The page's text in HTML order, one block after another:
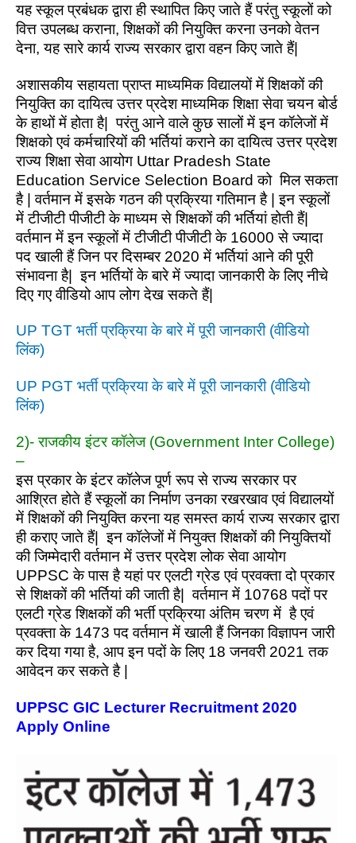
यह स्कूल प्रबंधक द्वारा ही स्थापित किए जाते हैं परंतु स्कूलों को
वित्त उपलब्ध कराना, शिक्षकों की नियुक्ति करना उनको वेतन
देना, यह सारे कार्य राज्य सरकार द्वारा वहन किए जाते हैं|
अशासकीय सहायता प्राप्त माध्यमिक विद्यालयों में शिक्षकों की
नियुक्ति का दायित्व उत्तर प्रदेश माध्यमिक शिक्षा सेवा चयन बोर्ड
के हाथों में होता है| परंतु आने वाले कुछ सालों में इन कॉलेजों में
शिक्षको एवं कर्मचारियों की भर्तियां कराने का दायित्व उत्तर प्रदेश
राज्य शिक्षा सेवा आयोग Uttar Pradesh State
Education Service Selection Board को मिल सकता
है | वर्तमान में इसके गठन की प्रक्रिया गतिमान है | इन स्कूलों
में टीजीटी पीजीटी के माध्यम से शिक्षकों की भर्तियां होती हैं|
वर्तमान में इन स्कूलों में टीजीटी पीजीटी के 16000 से ज्यादा
पद खाली हैं जिन पर दिसम्बर 2020 में भर्तियां आने की पूरी
संभावना है| इन भर्तियों के बारे में ज्यादा जानकारी के लिए नीचे
दिए गए वीडियो आप लोग देख सकते हैं|
UP TGT भर्ती प्रक्रिया के बारे में पूरी जानकारी (वीडियो
लिंक)
UP PGT भर्ती प्रक्रिया के बारे में पूरी जानकारी (वीडियो
लिंक)
2)- राजकीय इंटर कॉलेज (Government Inter College)
–
इस प्रकार के इंटर कॉलेज पूर्ण रूप से राज्य सरकार पर
आश्रित होते हैं स्कूलों का निर्माण उनका रखरखाव एवं विद्यालयों
में शिक्षकों की नियुक्ति करना यह समस्त कार्य राज्य सरकार द्वारा
ही कराए जाते हैं| इन कॉलेजों में नियुक्त शिक्षकों की नियुक्तियों
की जिम्मेदारी वर्तमान में उत्तर प्रदेश लोक सेवा आयोग
UPPSC के पास है यहां पर एलटी ग्रेड एवं प्रवक्ता दो प्रकार
से शिक्षकों की भर्तियां की जाती है| वर्तमान में 10768 पदों पर
एलटी ग्रेड शिक्षकों की भर्ती प्रक्रिया अंतिम चरण में है एवं
प्रवक्ता के 1473 पद वर्तमान में खाली हैं जिनका विज्ञापन जारी
कर दिया गया है, आप इन पदों के लिए 18 जनवरी 2021 तक
आवेदन कर सकते है |
UPPSC GIC Lecturer Recruitment 2020
Apply Online